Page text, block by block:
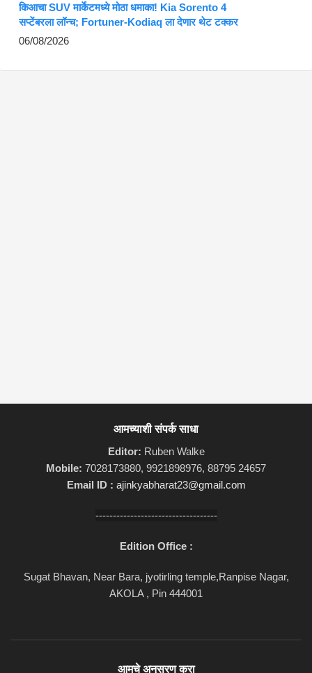
किआचा SUV मार्केटमध्ये मोठा धमाका! Kia Sorento 4
सप्टेंबरला लॉन्च; Fortuner-Kodiaq ला देणार थेट टक्कर
06/08/2026
आमच्याशी संपर्क साधा
Editor: Ruben Walke
Mobile: 7028173880, 9921898976, 88795 24657
Email ID : ajinkyabharat23@gmail.com
-----------------------------------
Edition Office :
Sugat Bhavan, Near Bara, jyotirling temple,Ranpise Nagar,
AKOLA , Pin 444001
आमचे अनुसरण करा